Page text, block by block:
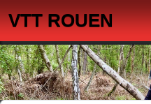
VTT ROUEN